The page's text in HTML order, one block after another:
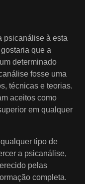
psicanálise à esta
que a
determinado
fosse uma
técnicas e teorias.
aceitos como
em qualquer
tipo de
a psicanálise,
pelas
completa.